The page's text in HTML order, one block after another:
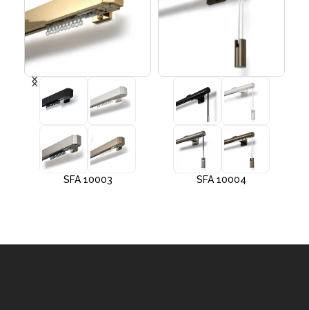
SFA 10003 SFA 10004